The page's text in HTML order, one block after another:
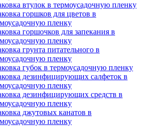
втулок в термоусадочную пленку
горшков для цветов в
пленку
горшочков для запекания в
пленку
грунта питательного в
пленку
губок в термоусадочную пленку
дезинфицирующих салфеток в
пленку
дезинфицирующих средств в
пленку
джутовых канатов в
пленку